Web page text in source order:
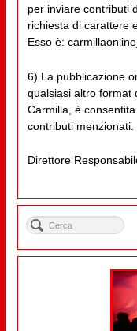
per inviare contributi
richiesta di carattere
Esso è:
6) La pubblicazione
qualsiasi altro format
Carmilla, è
contributi menzionati.
Direttore